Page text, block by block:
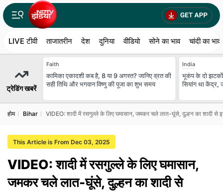
LIVE टीवी ताजातरीन देश दुनिया वीडियो सोने का भाव चांदी का भाव
ट्रेडिंग खबरें
Faith
कामिका एकादशी कब है, 8 या 9 अगस्त? जानिए व्रत की
सही तिथि और भगवान विष्णु की पूजा का शुभ समय
India
भूकंप के दो झटकों
सियांग था केंद्र,
होम Bihar VIDEO: शादी में रसगुल्ले के लिए घमासान, जमकर चले लात-घूंसे, दुल्हन का शादी से
This Article is From Dec 03, 2025
VIDEO: शादी में रसगुल्ले के लिए घमासान,
जमकर चले लात-घूंसे, दुल्हन का शादी से